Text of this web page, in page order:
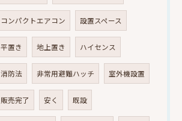
コンパクトエアコン 設置スペース
平置き 地上置き ハイセンス
消防法 非常用避難ハッチ 室外機設置
販売完了 安く 既設